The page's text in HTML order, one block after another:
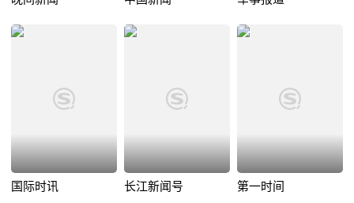
国际时讯 长江新闻号 第一时间